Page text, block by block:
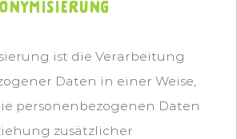
ist die Verarbeitung
Daten in einer Weise,
personenbezogenen Daten
zusätzlicher